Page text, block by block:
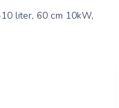
liter, 60 cm 10kW,